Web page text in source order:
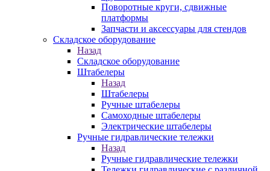
Поворотные круги, сдвижные
платформы
Запчасти и аксессуары для стендов
Складское оборудование
Назад
Складское оборудование
Штабелеры
Назад
Штабелеры
Ручные штабелеры
Самоходные штабелеры
Электрические штабелеры
Ручные гидравлические тележки
Назад
Ручные гидравлические тележки